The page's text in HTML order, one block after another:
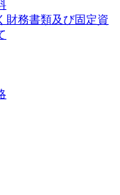
財務書類及び固定資